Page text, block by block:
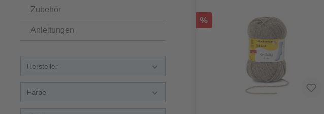
Zubehör
Anleitungen
Hersteller
Farbe
%